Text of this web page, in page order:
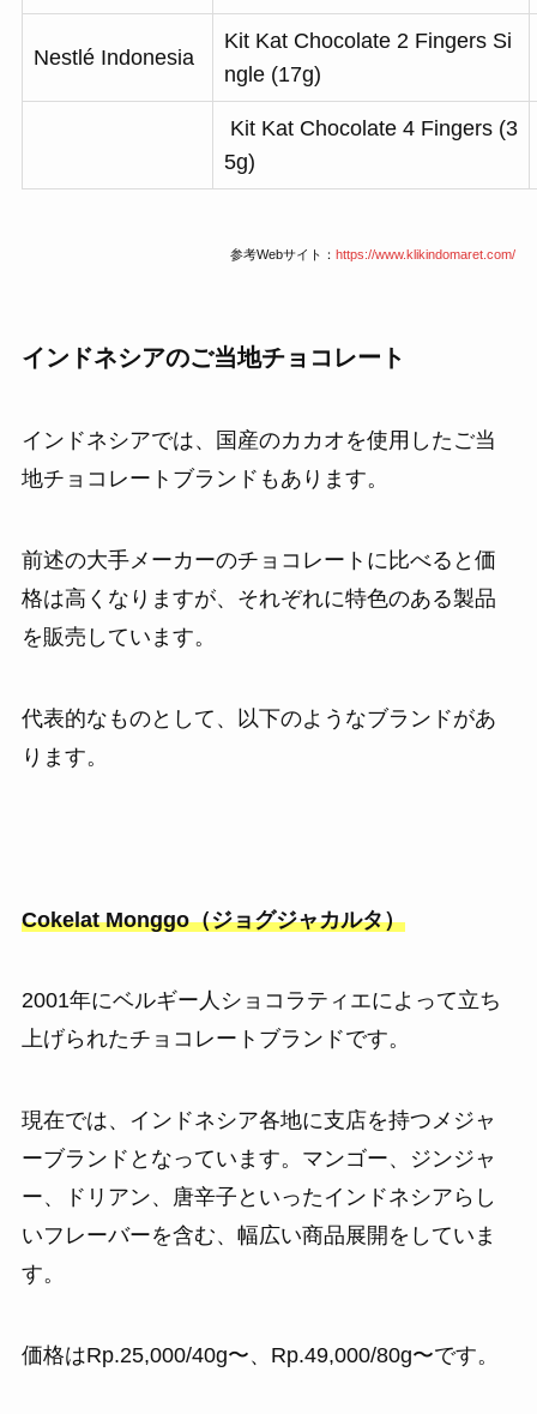
Nestlé Indonesia
Kit Kat Chocolate 2 Fingers Si
ngle (17g)
Kit Kat Chocolate 4 Fingers (3
5g)
参考Webサイト：https://www.klikindomaret.com/
インドネシアのご当地チョコレート
インドネシアでは、国産のカカオを使用したご当
地チョコレートブランドもあります。
前述の大手メーカーのチョコレートに比べると価
格は高くなりますが、それぞれに特色のある製品
を販売しています。
代表的なものとして、以下のようなブランドがあ
ります。
Cokelat Monggo（ジョグジャカルタ）
2001年にベルギー人ショコラティエによって立ち
上げられたチョコレートブランドです。
現在では、インドネシア各地に支店を持つメジャ
ーブランドとなっています。マンゴー、ジンジャ
ー、ドリアン、唐辛子といったインドネシアらし
いフレーバーを含む、幅広い商品展開をしていま
す。
価格はRp.25,000/40g〜、Rp.49,000/80g〜です。